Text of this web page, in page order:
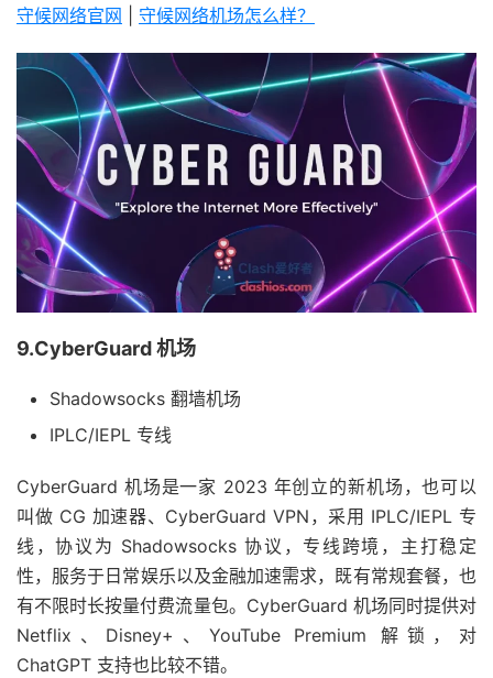
守候网络官网 守候网络机场怎么样？
9.CyberGuard 机场
Shadowsocks 翻墙机场
IPLC/IEPL 专线
CyberGuard 机场是一家 2023 年创立的新机场，也可以
叫做 CG 加速器、CyberGuard VPN，采用 IPLC/IEPL 专
线，协议为 Shadowsocks 协议，专线跨境，主打稳定
性，服务于日常娱乐以及金融加速需求，既有常规套餐，也
有不限时长按量付费流量包。CyberGuard 机场同时提供对
Netflix、Disney+、YouTube Premium 解锁，对
ChatGPT 支持也比较不错。